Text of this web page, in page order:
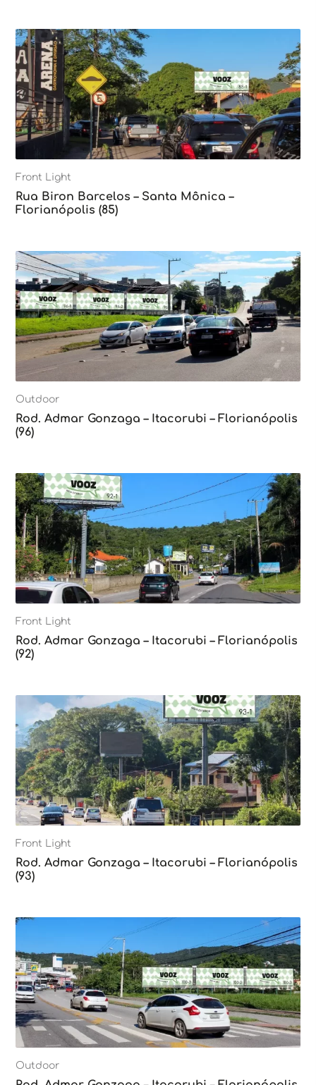
Front Light
Rua Biron Barcelos – Santa Mônica –
Florianópolis (85)
Outdoor
Rod. Admar Gonzaga – Itacorubi – Florianópolis
(96)
Front Light
Rod. Admar Gonzaga – Itacorubi – Florianópolis
(92)
Front Light
Rod. Admar Gonzaga – Itacorubi – Florianópolis
(93)
Outdoor